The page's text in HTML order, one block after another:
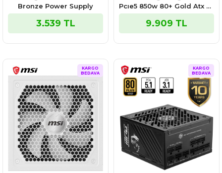
Bronze Power Supply
3.539 TL
Pcıe5 850w 80+ Gold Atx 3.1
Pcıe 5.1 12v-2x6 Power
Supply
9.909 TL
KARGO
BEDAVA
KARGO
BEDAVA